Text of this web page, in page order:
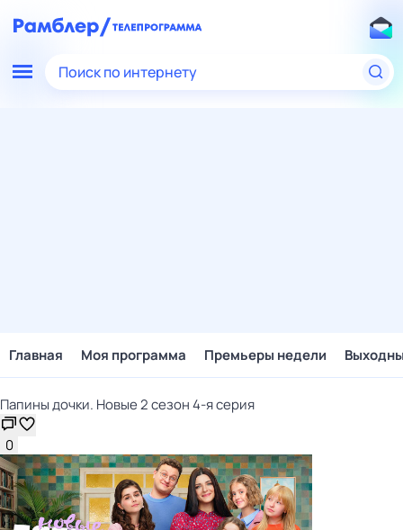
Поиск по интернету
Главная Моя программа Премьеры недели
Папины дочки. Новые 2 сезон 4-я серия
0